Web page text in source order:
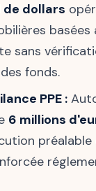
de dollars
basées
sans
fonds.
PPE :
6 millions